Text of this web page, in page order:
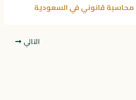
قانوني في السعودية
التالي